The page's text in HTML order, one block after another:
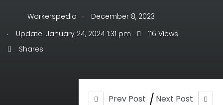
Prev Post Next Post
Workerspedia .
December 8, 2023
.
Update: January 24, 2024 1:31 pm
116 Views
Shares